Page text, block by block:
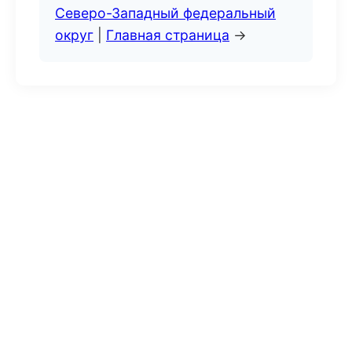
Северо-Западный федеральный
округ
Главная страница →